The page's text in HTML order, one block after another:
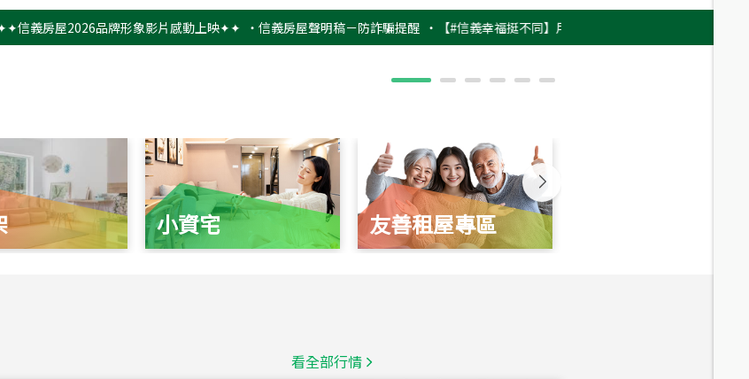
屋2026品牌形象影片感動上映✦✦ ‧信義房屋聲明稿－防詐騙提醒 ‧【#信義幸福挺不同】用實力，讓升職免抽號碼牌！最新雇主品
小資宅 友善租屋專區
看全部行情